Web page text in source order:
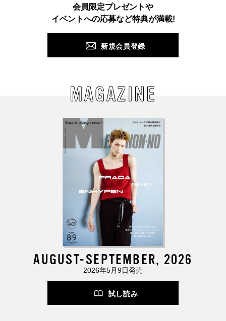
会員限定プレゼントや
イベントへの応募など特典が満載!
新規会員登録
MAGAZINE
AUGUST-SEPTEMBER, 2026
2026年5月9日発売
試し読み